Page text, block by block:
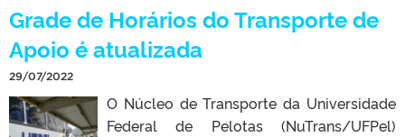
Grade de Horários do Transporte de
Apoio é atualizada
29/07/2022
O Núcleo de Transporte da Universidade
Federal de Pelotas (NuTrans/UFPel)